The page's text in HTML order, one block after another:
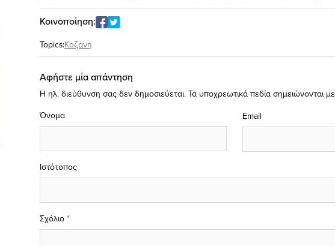
Κοινοποίηση:
Topics:Κοζάνη
Αφήστε μία απάντηση
Η ηλ. διεύθυνση σας δεν δημοσιεύεται. Τα υποχρεωτικά πεδία σημειώνονται με
Σχόλιο *
Όνομα Email
Ιστότοπος